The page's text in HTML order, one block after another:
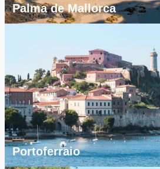
Palma de Mallorca
Portoferraio